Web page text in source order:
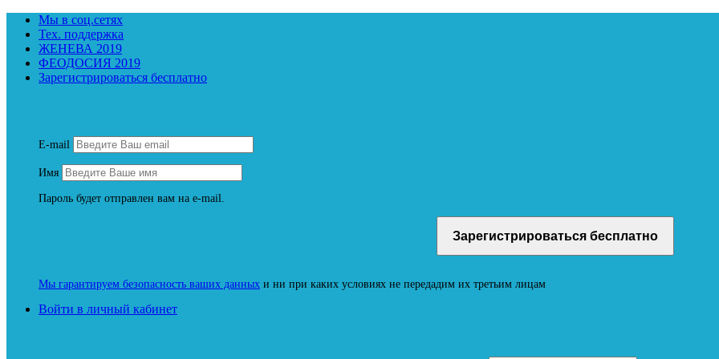
Мы в соц.сетях
Тех. поддержка
ЖЕНЕВА 2019
ФЕОДОСИЯ 2019
Зарегистрироваться бесплатно
E-mail
Имя
Пароль будет отправлен вам на e-mail.
Мы гарантируем безопасность ваших данных и ни при каких условиях не передадим их третьим лицам
Войти в личный кабинет